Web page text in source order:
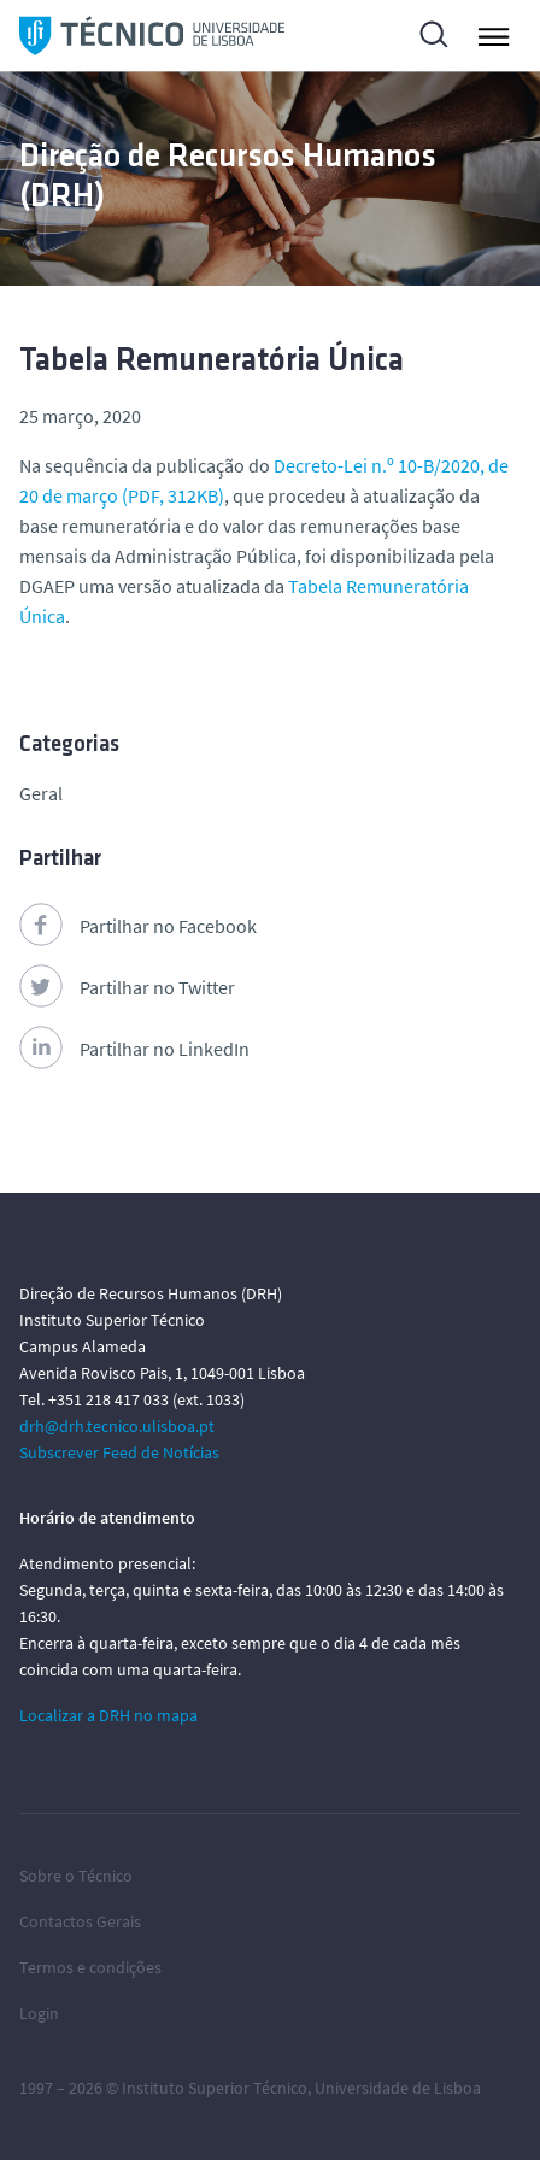
l
t
a
r
p
a
a
Direção de Recursos Humanos
(DRH)
Tabela Remuneratória Única
25 março, 2020
Na sequência da publicação do Decreto-Lei n.º 10-B/2020, de
20 de março (PDF, 312KB), que procedeu à atualização da
base remuneratória e do valor das remunerações base
mensais da Administração Pública, foi disponibilizada pela
DGAEP uma versão atualizada da Tabela Remuneratória
Única.
Categorias
Geral
Partilhar
Partilhar no Facebook
Partilhar no Twitter
Partilhar no LinkedIn
Direção de Recursos Humanos (DRH)
Instituto Superior Técnico
Campus Alameda
Avenida Rovisco Pais, 1, 1049-001 Lisboa
Tel. +351 218 417 033 (ext. 1033)
drh@drh.tecnico.ulisboa.pt
Subscrever Feed de Notícias
Horário de atendimento
Atendimento presencial:
Segunda, terça, quinta e sexta-feira, das 10:00 às 12:30 e das 14:00 às
16:30.
Encerra à quarta-feira, exceto sempre que o dia 4 de cada mês
coincida com uma quarta-feira.
Localizar a DRH no mapa
Sobre o Técnico
Contactos Gerais
Termos e condições
Login
1997 – 2026 © Instituto Superior Técnico, Universidade de Lisboa